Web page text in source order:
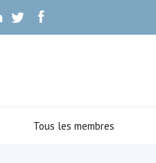
. .
Tous les membres